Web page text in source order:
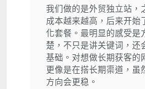
我们做的是外贸独立站，
成本越来越高，后来开始
化套餐。最明显的感受是
楚，不只是讲关键词，还
基础。对想做长期获客的
更像是在搭长期渠道，虽
方向会更稳。